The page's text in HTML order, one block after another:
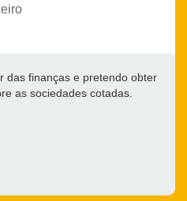
das finanças e pretendo obter
as sociedades cotadas.